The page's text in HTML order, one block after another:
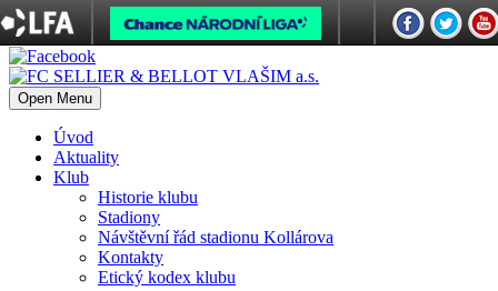
Open Menu
Úvod
Aktuality
Klub
Historie klubu
Stadiony
Návštěvní řád stadionu Kollárova
Kontakty
Etický kodex klubu